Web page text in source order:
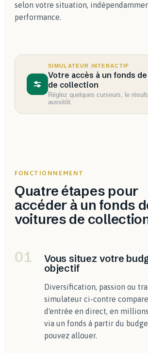
selon votre situation,
performance.
SIMULATEUR INTERACTIF
Votre accès à un fonds
de collection
Réglez quelques curseurs, le
aussitôt.
FONCTIONNEMENT
Quatre étapes pour
accéder à un fonds
voitures de
01
Vous situez votre
objectif
Diversification, passion ou
simulateur ci-contre
d'entrée en direct, en
via un fonds à partir du
pouvez allouer.